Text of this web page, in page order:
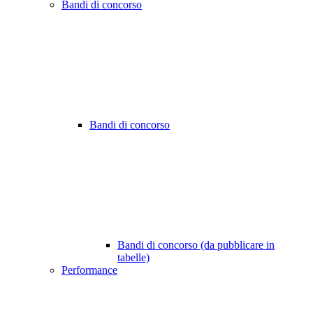
Bandi di concorso
Bandi di concorso
Bandi di concorso (da pubblicare in
tabelle)
Performance